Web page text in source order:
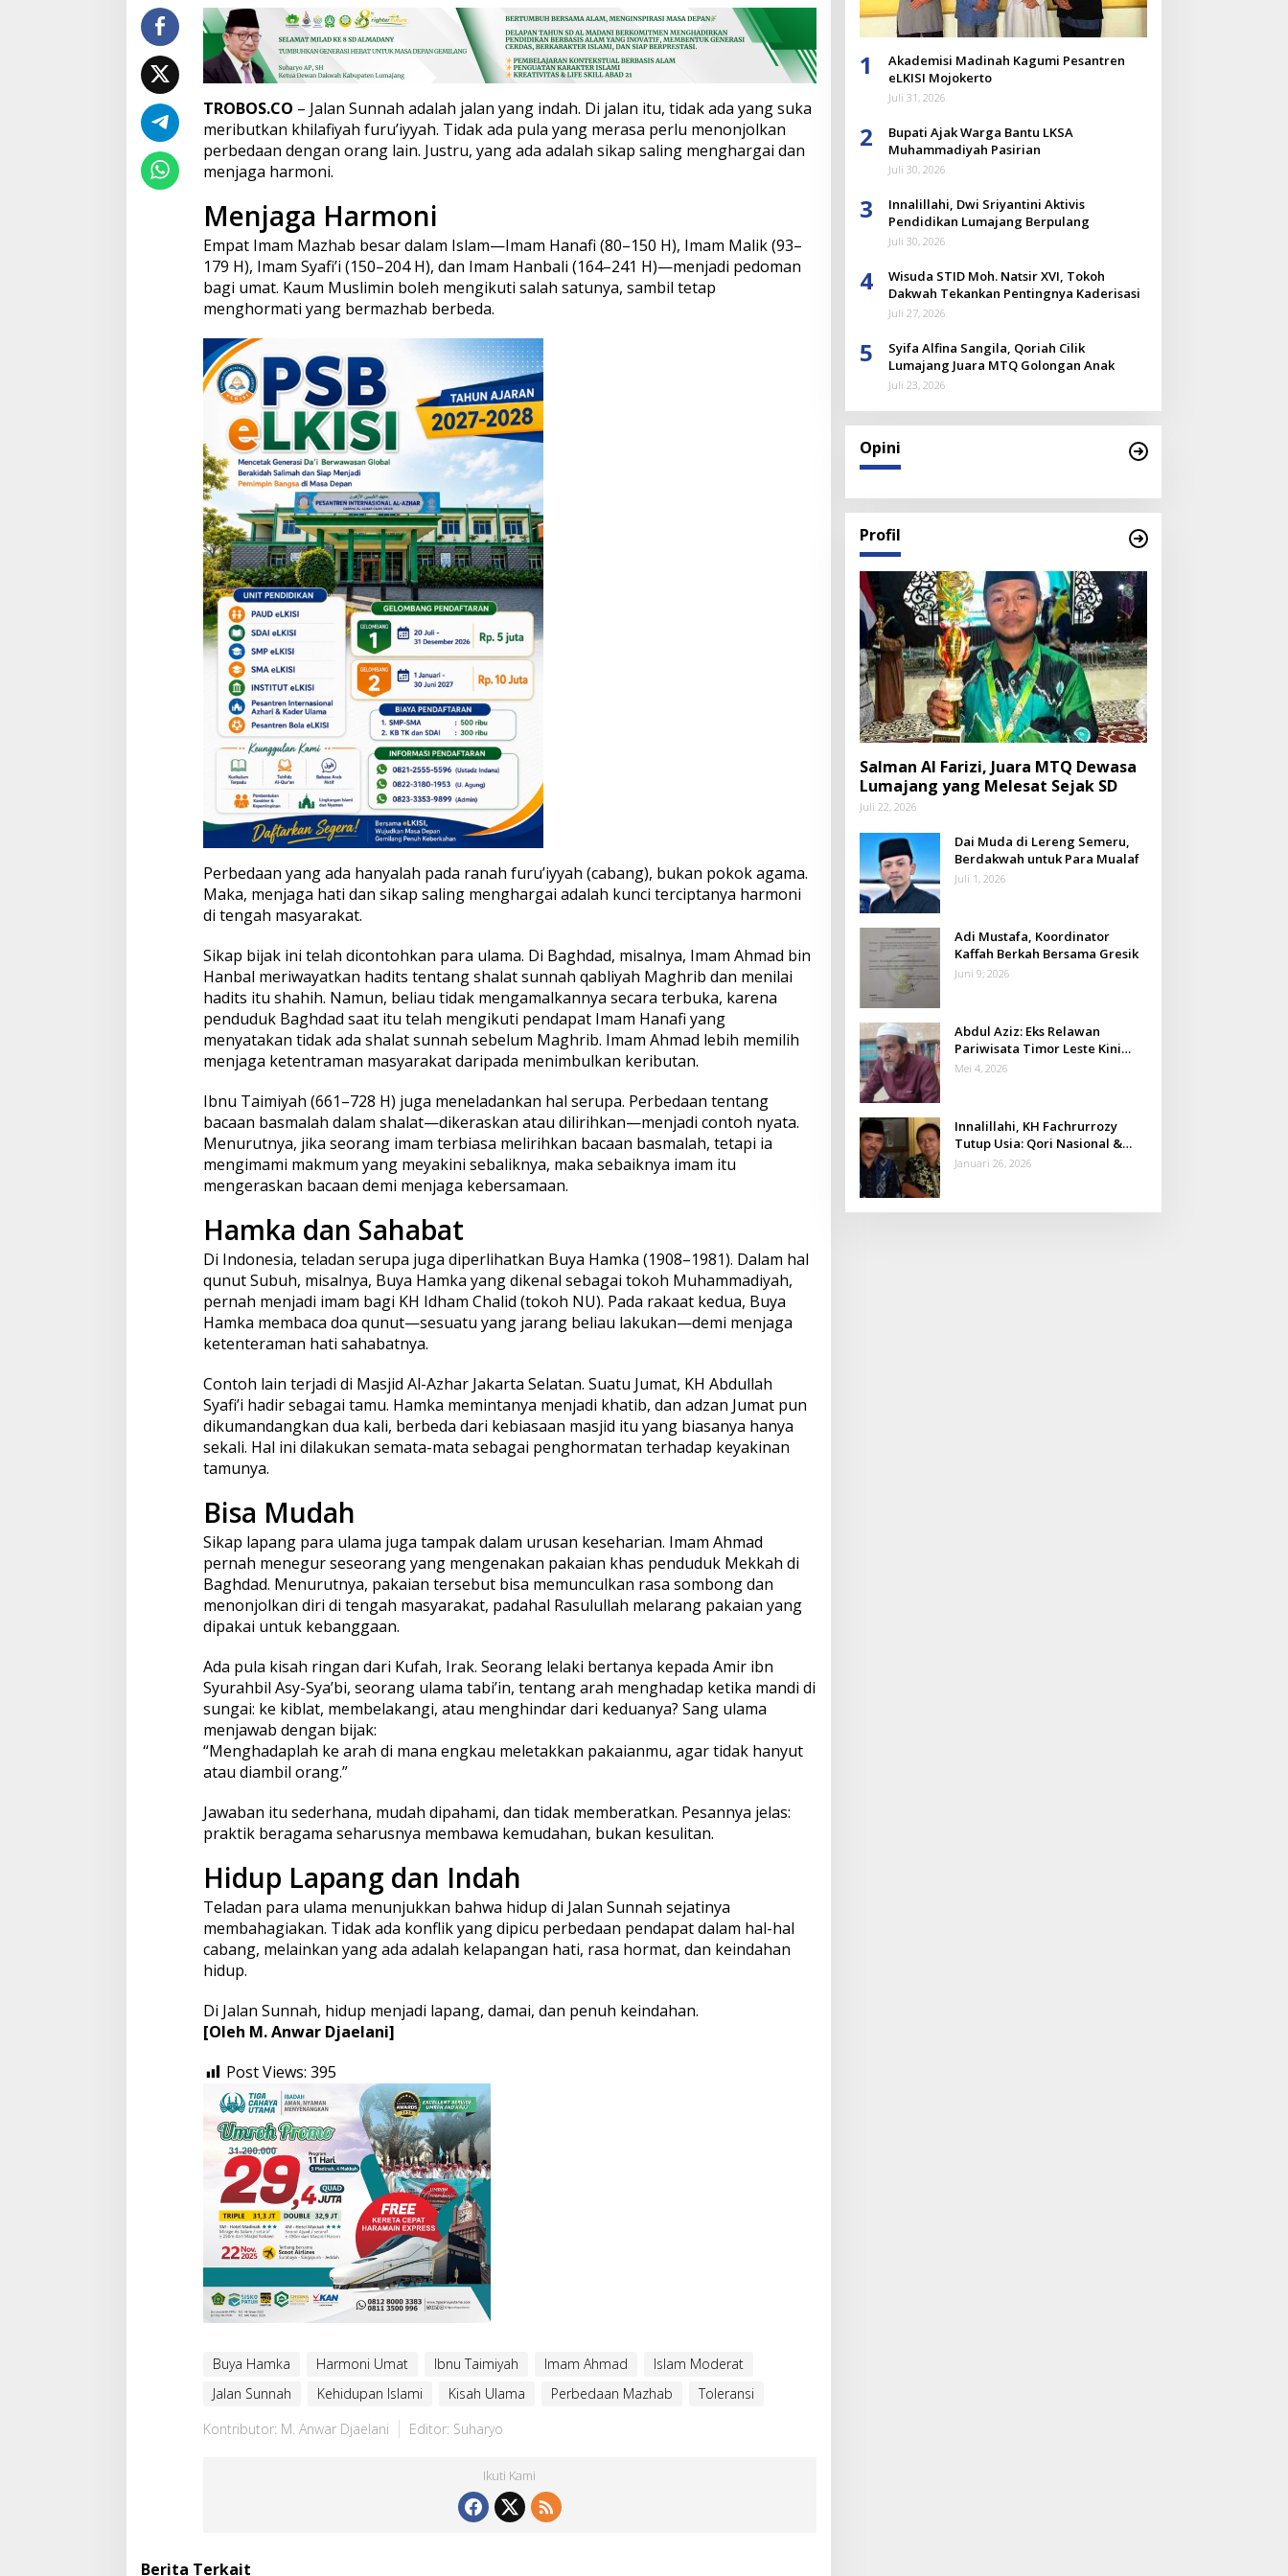
TROBOS.CO – Jalan Sunnah adalah jalan yang indah. Di jalan itu, tidak ada yang suka
meributkan khilafiyah furu’iyyah. Tidak ada pula yang merasa perlu menonjolkan
perbedaan dengan orang lain. Justru, yang ada adalah sikap saling menghargai dan
menjaga harmoni.
Menjaga Harmoni
Empat Imam Mazhab besar dalam Islam—Imam Hanafi (80–150 H), Imam Malik (93–
179 H), Imam Syafi’i (150–204 H), dan Imam Hanbali (164–241 H)—menjadi pedoman
bagi umat. Kaum Muslimin boleh mengikuti salah satunya, sambil tetap
menghormati yang bermazhab berbeda.
Perbedaan yang ada hanyalah pada ranah furu’iyyah (cabang), bukan pokok agama.
Maka, menjaga hati dan sikap saling menghargai adalah kunci terciptanya harmoni
di tengah masyarakat.
Sikap bijak ini telah dicontohkan para ulama. Di Baghdad, misalnya, Imam Ahmad bin
Hanbal meriwayatkan hadits tentang shalat sunnah qabliyah Maghrib dan menilai
hadits itu shahih. Namun, beliau tidak mengamalkannya secara terbuka, karena
penduduk Baghdad saat itu telah mengikuti pendapat Imam Hanafi yang
menyatakan tidak ada shalat sunnah sebelum Maghrib. Imam Ahmad lebih memilih
menjaga ketentraman masyarakat daripada menimbulkan keributan.
Ibnu Taimiyah (661–728 H) juga meneladankan hal serupa. Perbedaan tentang
bacaan basmalah dalam shalat—dikeraskan atau dilirihkan—menjadi contoh nyata.
Menurutnya, jika seorang imam terbiasa melirihkan bacaan basmalah, tetapi ia
mengimami makmum yang meyakini sebaliknya, maka sebaiknya imam itu
mengeraskan bacaan demi menjaga kebersamaan.
Hamka dan Sahabat
Di Indonesia, teladan serupa juga diperlihatkan Buya Hamka (1908–1981). Dalam hal
qunut Subuh, misalnya, Buya Hamka yang dikenal sebagai tokoh Muhammadiyah,
pernah menjadi imam bagi KH Idham Chalid (tokoh NU). Pada rakaat kedua, Buya
Hamka membaca doa qunut—sesuatu yang jarang beliau lakukan—demi menjaga
ketenteraman hati sahabatnya.
Contoh lain terjadi di Masjid Al-Azhar Jakarta Selatan. Suatu Jumat, KH Abdullah
Syafi’i hadir sebagai tamu. Hamka memintanya menjadi khatib, dan adzan Jumat pun
dikumandangkan dua kali, berbeda dari kebiasaan masjid itu yang biasanya hanya
sekali. Hal ini dilakukan semata-mata sebagai penghormatan terhadap keyakinan
tamunya.
Bisa Mudah
Sikap lapang para ulama juga tampak dalam urusan keseharian. Imam Ahmad
pernah menegur seseorang yang mengenakan pakaian khas penduduk Mekkah di
Baghdad. Menurutnya, pakaian tersebut bisa memunculkan rasa sombong dan
menonjolkan diri di tengah masyarakat, padahal Rasulullah melarang pakaian yang
dipakai untuk kebanggaan.
Ada pula kisah ringan dari Kufah, Irak. Seorang lelaki bertanya kepada Amir ibn
Syurahbil Asy-Sya’bi, seorang ulama tabi’in, tentang arah menghadap ketika mandi di
sungai: ke kiblat, membelakangi, atau menghindar dari keduanya? Sang ulama
menjawab dengan bijak:
“Menghadaplah ke arah di mana engkau meletakkan pakaianmu, agar tidak hanyut
atau diambil orang.”
Jawaban itu sederhana, mudah dipahami, dan tidak memberatkan. Pesannya jelas:
praktik beragama seharusnya membawa kemudahan, bukan kesulitan.
Hidup Lapang dan Indah
Teladan para ulama menunjukkan bahwa hidup di Jalan Sunnah sejatinya
membahagiakan. Tidak ada konflik yang dipicu perbedaan pendapat dalam hal-hal
cabang, melainkan yang ada adalah kelapangan hati, rasa hormat, dan keindahan
hidup.
Di Jalan Sunnah, hidup menjadi lapang, damai, dan penuh keindahan.
[Oleh M. Anwar Djaelani]
Post Views: 395
Buya Hamka Harmoni Umat Ibnu Taimiyah Imam Ahmad
Islam Moderat
Jalan Sunnah
Kehidupan Islami Kisah Ulama Perbedaan Mazhab
Toleransi
Kontributor: M. Anwar Djaelani
Editor: Suharyo
Ikuti Kami
Berita Terkait
1
Akademisi Madinah Kagumi Pesantren
eLKISI Mojokerto
Juli 31, 2026
2
Bupati Ajak Warga Bantu LKSA
Muhammadiyah Pasirian
Juli 30, 2026
3
Innalillahi, Dwi Sriyantini Aktivis
Pendidikan Lumajang Berpulang
Juli 30, 2026
4
Wisuda STID Moh. Natsir XVI, Tokoh
Dakwah Tekankan Pentingnya Kaderisasi
Juli 27, 2026
5
Syifa Alfina Sangila, Qoriah Cilik
Lumajang Juara MTQ Golongan Anak
Juli 23, 2026
Opini
Profil
Salman Al Farizi, Juara MTQ Dewasa
Lumajang yang Melesat Sejak SD
Juli 22, 2026
Dai Muda di Lereng Semeru,
Berdakwah untuk Para Mualaf
Juli 1, 2026
Adi Mustafa, Koordinator
Kaffah Berkah Bersama Gresik
Juni 9, 2026
Abdul Aziz: Eks Relawan
Pariwisata Timor Leste Kini
Takmir Kalisat
Mei 4, 2026
Innalillahi, KH Fachrurrozy
Tutup Usia: Qori Nasional &
Mantan Kadis Kemenag yang
Januari 26, 2026